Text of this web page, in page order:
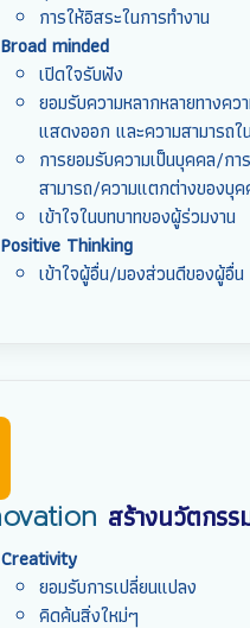
การให้อิสระในการทำงาน
Broad minded
เปิดใจรับฟัง
ยอมรับความหลากหลายทางคว
แสดงออก และความสามารถใ
การยอมรับความเป็นบุคคล/กา
สามารถ/ความแตกต่างของบุ
เข้าใจในบทบาทของผู้ร่วมงาน
Positive Thinking
เข้าใจผู้อื่น/มองส่วนดีของผู้อื่น
สร้างนวัตกรร
Creativity
ยอมรับการเปลี่ยนแปลง
คิดค้นสิ่งใหม่ๆ